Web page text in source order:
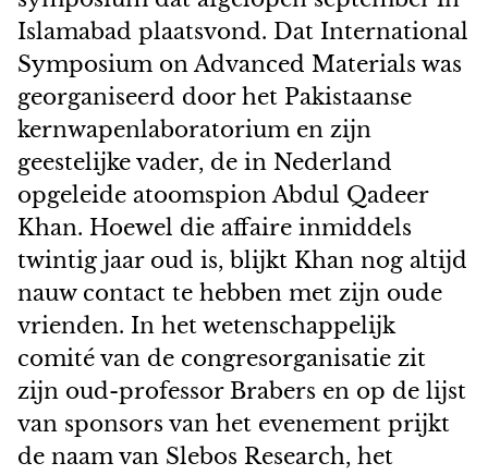
Islamabad plaatsvond. Dat International
Symposium on Advanced Materials was
georganiseerd door het Pakistaanse
kernwapenlaboratorium en zijn
geestelijke vader, de in Nederland
opgeleide atoomspion Abdul Qadeer
Khan. Hoewel die affaire inmiddels
twintig jaar oud is, blijkt Khan nog altijd
nauw contact te hebben met zijn oude
vrienden. In het wetenschappelijk
comité van de congresorganisatie zit
zijn oud-professor Brabers en op de lijst
van sponsors van het evenement prijkt
de naam van Slebos Research, het